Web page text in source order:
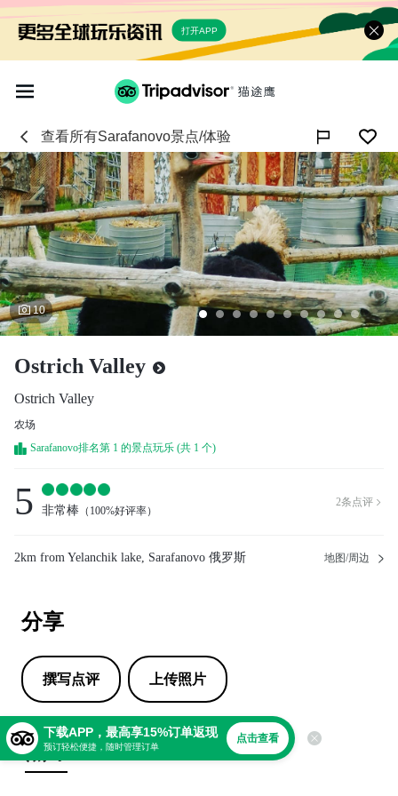
打开APP
查看所有Sarafanovo景点/体验
10
Ostrich Valley
Ostrich Valley
农场
Sarafanovo排名第 1 的景点玩乐 (共 1 个)
5 非常棒 （ 100%好评率）
2条点评 
2km from Yelanchik lake, Sarafanovo 俄罗斯 地图/周边
分享
撰写点评 上传照片
点评
下载APP，最高享15%订单返现
预订轻松便捷，随时管理订单
点击查看